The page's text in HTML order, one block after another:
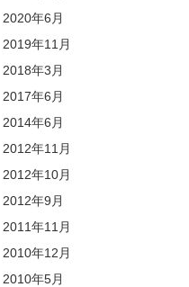
2020年6月
2019年11月
2018年3月
2017年6月
2014年6月
2012年11月
2012年10月
2012年9月
2011年11月
2010年12月
2010年5月